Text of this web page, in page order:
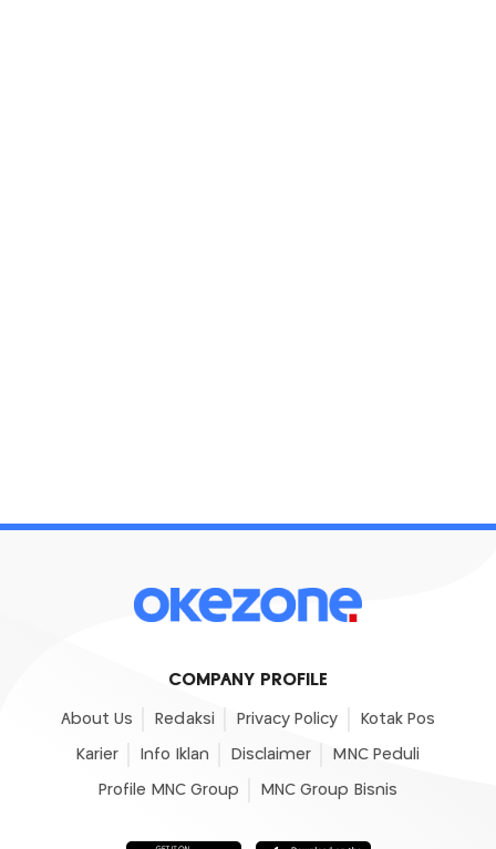
COMPANY PROFILE
About Us Redaksi Privacy Policy Kotak Pos
Karier Info Iklan Disclaimer MNC Peduli
Profile MNC Group MNC Group Bisnis